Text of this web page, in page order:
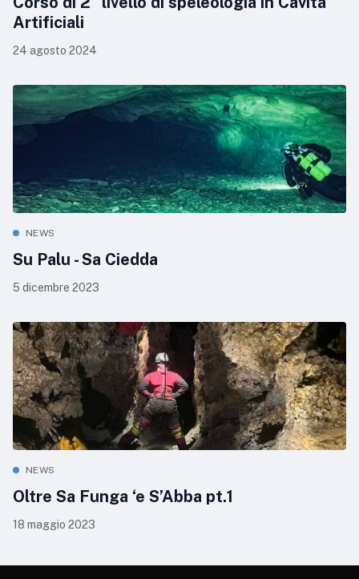
Artificiali
24 agosto 2024
NEWS
Su Palu - Sa Ciedda
5 dicembre 2023
NEWS
Oltre Sa Funga ‘e S’Abba pt.1
18 maggio 2023